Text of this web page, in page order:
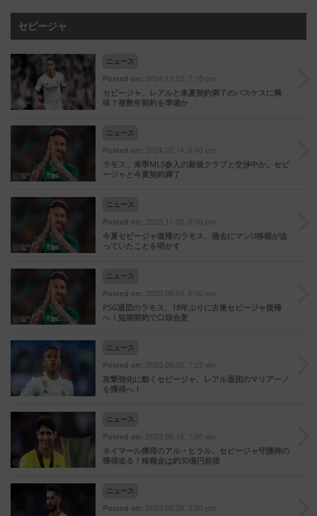
セビージャ
ニュース
Posted on: 2024.12.23. 7:15 pm
セビージャ、レアルと来夏契約満了のバスケスに興
味？複数年契約を準備か
ニュース
Posted on: 2024.05.14. 6:40 pm
ラモス、来季MLS参入の新規クラブと交渉中か。セビ
ージャと今夏契約満了
ニュース
Posted on: 2023.11.05. 6:00 pm
今夏セビージャ復帰のラモス、過去にマンU移籍が迫
っていたことを明かす
ニュース
Posted on: 2023.09.04. 6:00 am
PSG退団のラモス、18年ぶりに古巣セビージャ復帰
へ！短期契約で口頭合意
ニュース
Posted on: 2023.09.02. 7:25 am
攻撃強化に動くセビージャ、レアル退団のマリアーノ
を獲得へ！
ニュース
Posted on: 2023.08.16. 7:00 am
ネイマール獲得のアル・ヒラル、セビージャ守護神の
獲得迫る！移籍金は約30億円前後
ニュース
Posted on: 2023.05.29. 3:00 pm